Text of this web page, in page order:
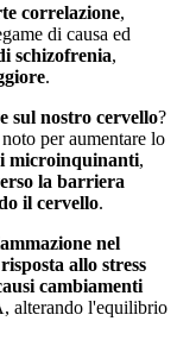
correlazione,
di causa ed
schizofrenia,
.
sul nostro cervello?
noto per aumentare lo
microinquinanti,
la barriera
il cervello.
nel
allo stress
cambiamenti
alterando l'equilibrio